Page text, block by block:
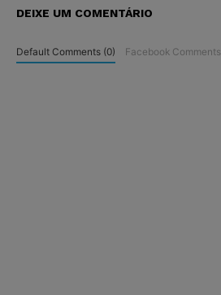
DEIXE UM COMENTÁRIO
Default Comments (0) Facebook Comments